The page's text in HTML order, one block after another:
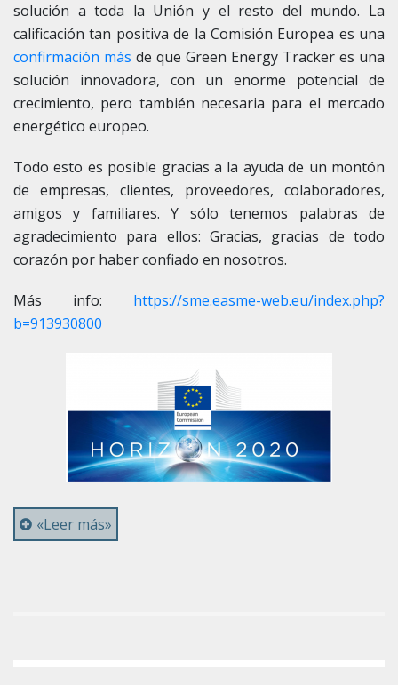
solución a toda la Unión y el resto del mundo. La
calificación tan positiva de la Comisión Europea es una
confirmación más de que Green Energy Tracker es una
solución innovadora, con un enorme potencial de
crecimiento, pero también necesaria para el mercado
energético europeo.
Todo esto es posible gracias a la ayuda de un montón
de empresas, clientes, proveedores, colaboradores,
amigos y familiares. Y sólo tenemos palabras de
agradecimiento para ellos: Gracias, gracias de todo
corazón por haber confiado en nosotros.
Más info: https://sme.easme-web.eu/index.php?
b=913930800
«Leer más»